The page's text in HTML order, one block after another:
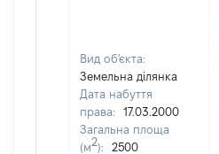
Вид об'єкта:
Земельна ділянка
Дата набуття
права:
17.03.2000
Загальна площа
(м2):
2500